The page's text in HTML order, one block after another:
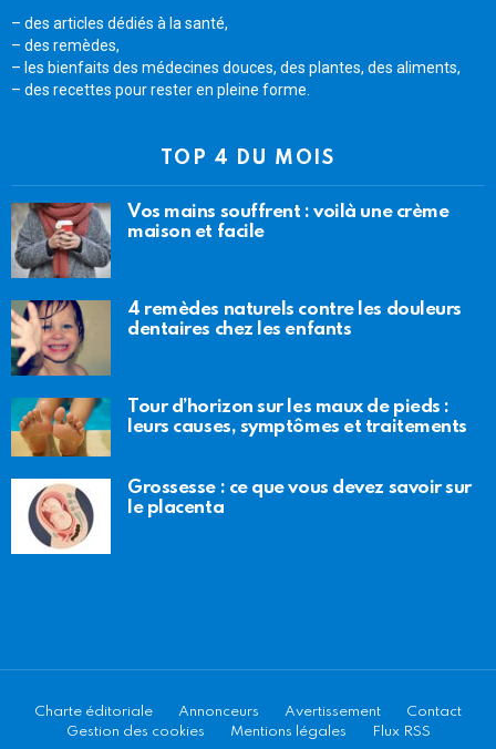
– des articles dédiés à la santé,
– des remèdes,
– les bienfaits des médecines douces, des plantes, des aliments,
– des recettes pour rester en pleine forme.
TOP 4 DU MOIS
Vos mains souffrent : voilà une crème
maison et facile
4 remèdes naturels contre les douleurs
dentaires chez les enfants
Tour d’horizon sur les maux de pieds :
leurs causes, symptômes et traitements
Grossesse : ce que vous devez savoir sur
le placenta
Charte éditoriale Annonceurs Avertissement
Contact
Gestion des cookies
Mentions légales Flux RSS